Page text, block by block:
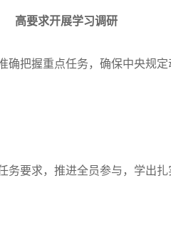
高要求开展学习调研
把握重点任务，确保中央规定
要求，推进全员参与，学出扎